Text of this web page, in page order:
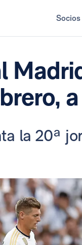
Socios
la 20ª